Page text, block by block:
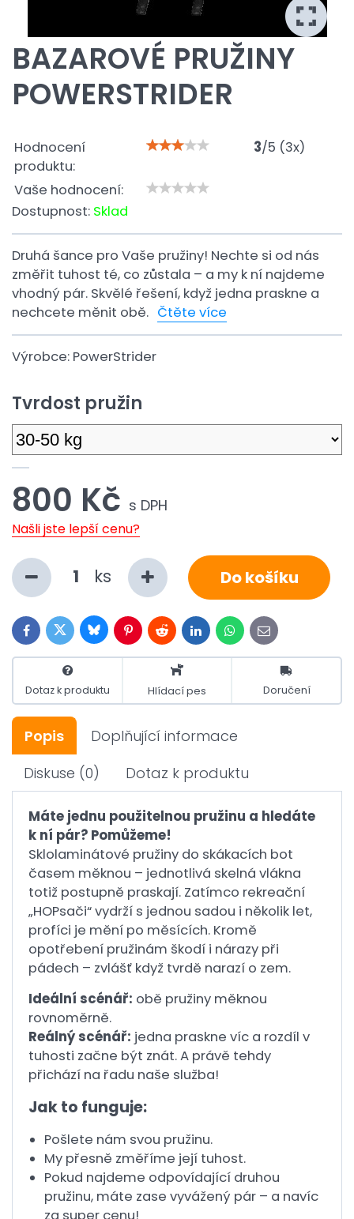
BAZAROVÉ PRUŽINY
POWERSTRIDER
Hodnocení
produktu:
3/5 (3x)
Vaše hodnocení:
Dostupnost: Sklad
Druhá šance pro Vaše pružiny! Nechte si od nás
změřit tuhost té, co zůstala – a my k ní najdeme
vhodný pár. Skvělé řešení, když jedna praskne a
nechcete měnit obě. Čtěte více
Výrobce: PowerStrider
Tvrdost pružin
800 Kč s DPH
Našli jste lepší cenu?
ks Do košíku
FacebookTwitterBlueskyPinterestRedditLinkedInWhatsApp
E-
mail
Dotaz k produktu Hlídací pes Doručení
Popis
Doplňující informace
Diskuse (0) Dotaz k produktu
Máte jednu použitelnou pružinu a hledáte
k ní pár? Pomůžeme!
Sklolaminátové pružiny do skákacích bot
časem měknou – jednotlivá skelná vlákna
totiž postupně praskají. Zatímco rekreační
„HOPsači“ vydrží s jednou sadou i několik let,
profíci je mění po měsících. Kromě
opotřebení pružinám škodí i nárazy při
pádech – zvlášť když tvrdě narazí o zem.
Ideální scénář: obě pružiny měknou
rovnoměrně.
Reálný scénář: jedna praskne víc a rozdíl v
tuhosti začne být znát. A právě tehdy
přichází na řadu naše služba!
Jak to funguje:
Pošlete nám svou pružinu.
My přesně změříme její tuhost.
Pokud najdeme odpovídající druhou
pružinu, máte zase vyvážený pár – a navíc